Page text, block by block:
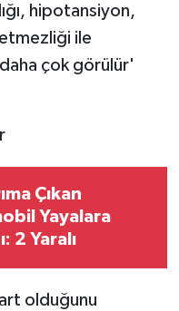
hipotansiyon,
ile
çok görülür'
Çıkan
Yayalara
2 Yaralı
olduğunu